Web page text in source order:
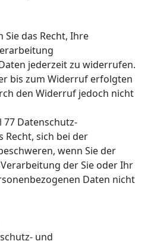
das Recht, Ihre
jederzeit zu widerrufen.
bis zum Widerruf erfolgten
den Widerruf jedoch nicht
77 Datenschutz-
sich bei der
wenn Sie der
der Sie oder Ihr
Daten nicht
und